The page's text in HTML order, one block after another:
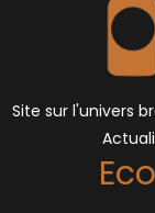
Site sur l'univers